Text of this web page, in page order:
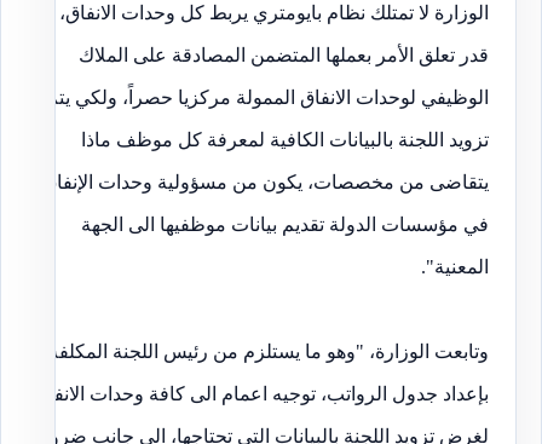
الوزارة لا تمتلك نظام بايومتري يربط كل وحدات الانفاق،
قدر تعلق الأمر بعملها المتضمن المصادقة على الملاك
الوظيفي لوحدات الانفاق الممولة مركزيا حصراً، ولكي يتم
تزويد اللجنة بالبيانات الكافية لمعرفة كل موظف ماذا
يتقاضى من مخصصات، يكون من مسؤولية وحدات الإنفاق
في مؤسسات الدولة تقديم بيانات موظفيها الى الجهة
المعنية".
وتابعت الوزارة، "وهو ما يستلزم من رئيس اللجنة المكلفة
بإعداد جدول الرواتب، توجيه اعمام الى كافة وحدات الانفاق
لغرض تزويد اللجنة بالبيانات التي تحتاجها، الى جانب ضرورة